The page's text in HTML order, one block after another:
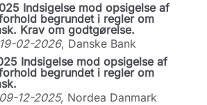
Indsigelse mod opsigelse af
begrundet i regler om
Krav om godtgørelse.
02-2026, Danske Bank
Indsigelse mod opsigelse af
begrundet i regler om
12-2025, Nordea Danmark